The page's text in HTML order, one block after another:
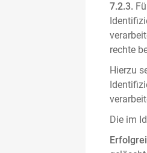
7.2.3.
rechte
Hierzu
Die im